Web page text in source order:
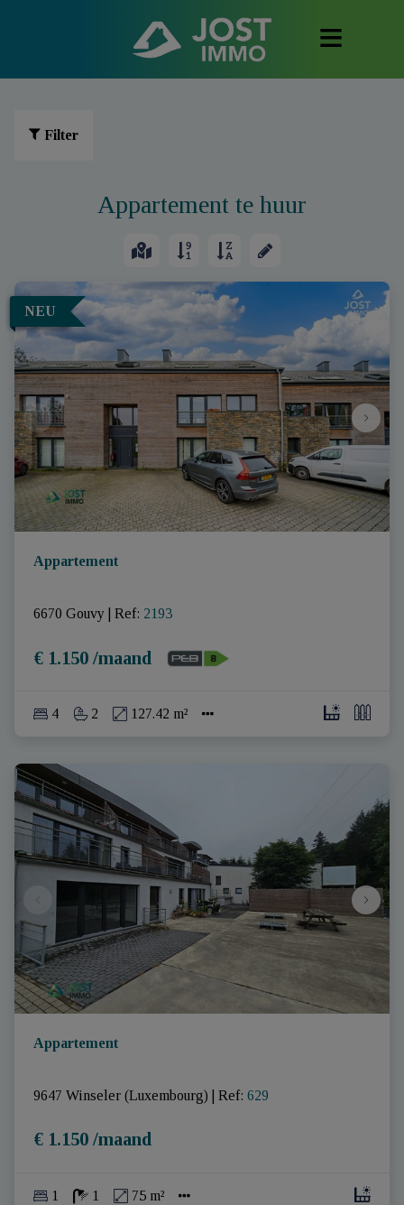
Filter
Appartement te huur
NEU
Appartement
6670 Gouvy Ref: 2193
€ 1.150 /maand
4 2 127.42 m²
Appartement
9647 Winseler (Luxembourg) Ref: 629
€ 1.150 /maand
1 1 75 m²